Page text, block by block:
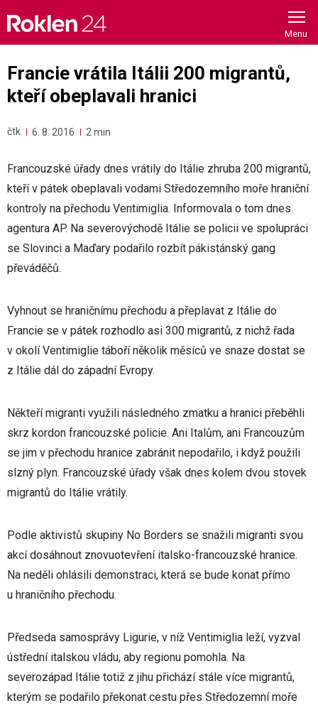
content
Francie vrátila Itálii 200 migrantů,
kteří obeplavali hranici
čtk 6. 8. 2016 2 min
Francouzské úřady dnes vrátily do Itálie zhruba 200 migrantů,
kteří v pátek obeplavali vodami Středozemního moře hraniční
kontroly na přechodu Ventimiglia. Informovala o tom dnes
agentura AP. Na severovýchodě Itálie se policii ve spolupráci
se Slovinci a Maďary podařilo rozbít pákistánský gang
převáděčů.
Vyhnout se hraničnímu přechodu a přeplavat z Itálie do
Francie se v pátek rozhodlo asi 300 migrantů, z nichž řada
v okolí Ventimiglie táboří několik měsíců ve snaze dostat se
z Itálie dál do západní Evropy.
Někteří migranti využili následného zmatku a hranici přeběhli
skrz kordon francouzské policie. Ani Italům, ani Francouzům
se jim v přechodu hranice zabránit nepodařilo, i když použili
slzný plyn. Francouzské úřady však dnes kolem dvou stovek
migrantů do Itálie vrátily.
Podle aktivistů skupiny No Borders se snažili migranti svou
akcí dosáhnout znovuotevření italsko-francouzské hranice.
Na neděli ohlásili demonstraci, která se bude konat přímo
u hraničního přechodu.
Předseda samosprávy Ligurie, v níž Ventimiglia leží, vyzval
ústřední italskou vládu, aby regionu pomohla. Na
severozápad Itálie totiž z jihu přichází stále více migrantů,
kterým se podařilo překonat cestu přes Středozemní moře